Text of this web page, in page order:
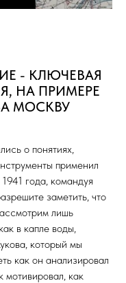
- КЛЮЧЕВАЯ
НА ПРИМЕРЕ
МОСКВУ
о понятиях,
применил
года, командуя
заметить, что
лишь
в капле воды,
который мы
как он анализировал
мотивировал, как